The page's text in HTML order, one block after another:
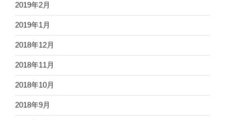
2019年2月
2019年1月
2018年12月
2018年11月
2018年10月
2018年9月